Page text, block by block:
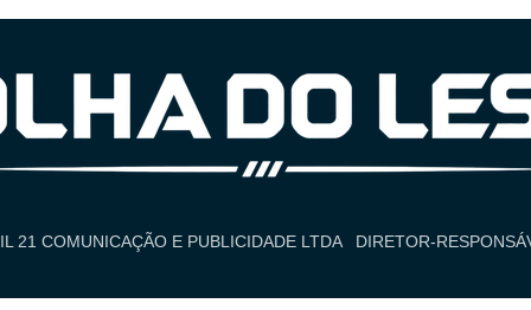
21 COMUNICAÇÃO E PUBLICIDADE LTDA DIRETOR-